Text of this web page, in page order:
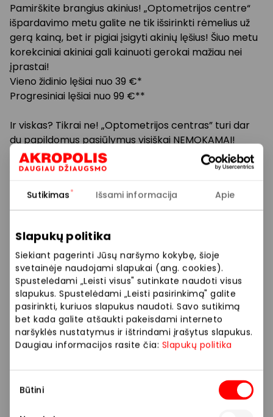
Sutikimas Išsami informacija Apie
Slapukų politika
Siekiant pagerinti Jūsų naršymo kokybę, šioje
svetainėje naudojami slapukai (ang. cookies).
Spustelėdami „Leisti visus" sutinkate naudoti visus
slapukus. Spustelėdami „Leisti pasirinkimą" galite
pasirinkti, kuriuos slapukus naudoti. Savo sutikimą
bet kada galite atšaukti pakeisdami interneto
naršyklės nustatymus ir ištrindami įrašytus slapukus.
Daugiau informacijos rasite čia: Slapukų politika
pasirinkimas
Būtini
Pamirškite brangius akinius! „Optometrijos centre“
išpardavimo metu galite ne tik išsirinkti rėmelius už
gerą kainą, bet ir pigiai įsigyti akinių lęšius! Šiuo metu
korekciniai akiniai gali kainuoti gerokai mažiau nei
įprastai!
Vieno židinio lęšiai nuo 39 €*
Progresiniai lęšiai nuo 99 €**
Ir viskas? Tikrai ne! „Optometrijos centras” turi dar
du papildomus pasiūlymus visiškai NEMOKAMAI!
Akinių gamybasu minimais lęšiais – NEMOKAMAI!
komplektas-lesiai_plius_gamyba/
O, kad nauji akiniai būtų tiksliai pagal Jūsų poreikį –
prieš įsigyjant akinius –
pat NEMOKAMAI
Nemokama patikra atliekama optometrininkų,
asmenims nuo 18 metų, daugiau informacijos:
https://optometrija.lt/nemokama-regos-patikra/
Taigi, Jūs gaunate pilną sprendimą be netikėtų
pasinaudoti!
IŠPARDAVIMAS! | Optometrija